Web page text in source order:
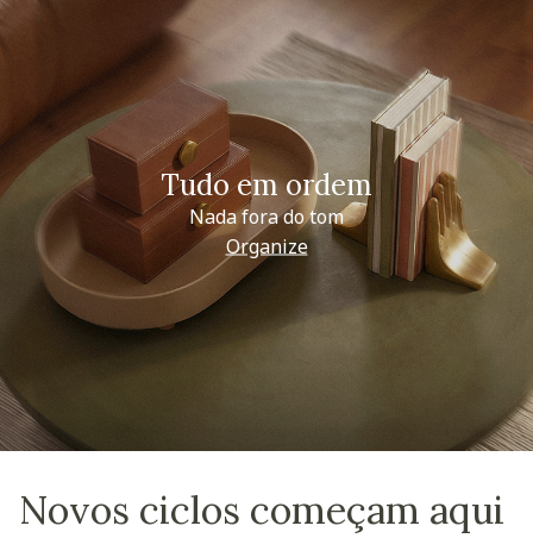
Tudo em ordem
Nada fora do tom
Organize
Novos ciclos começam aqui